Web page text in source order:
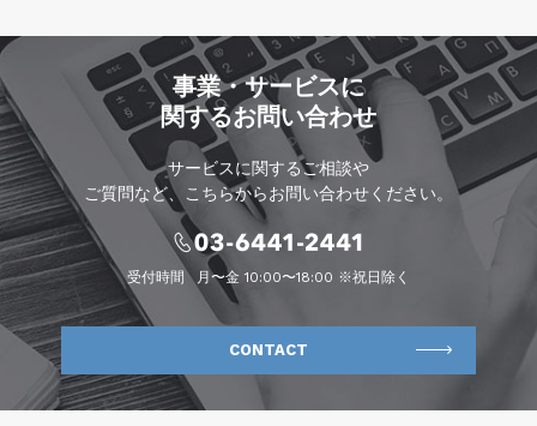
事業・サービスに
関するお問い合わせ
サービスに関するご相談や
ご質問など、こちらからお問い合わせください。
受付時間 月〜金 10:00〜18:00 ※祝日除く
CONTACT